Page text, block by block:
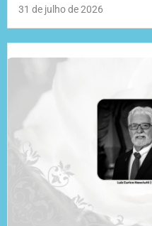
31 de julho de 2026